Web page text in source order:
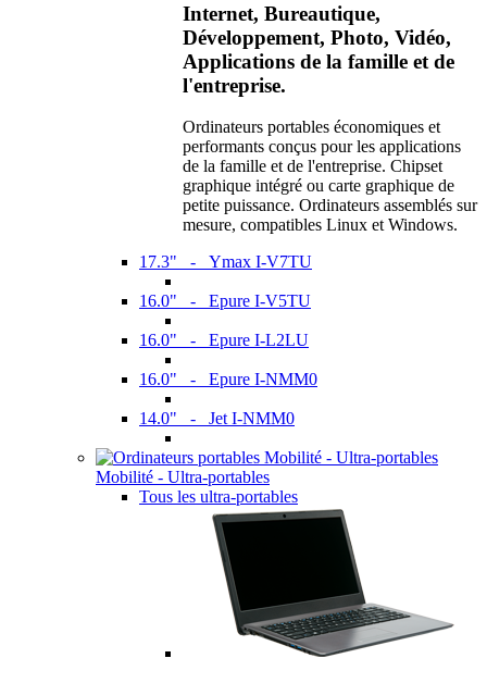
Internet, Bureautique,
Développement, Photo, Vidéo,
Applications de la famille et de
l'entreprise.
Ordinateurs portables économiques et
performants conçus pour les applications
de la famille et de l'entreprise. Chipset
graphique intégré ou carte graphique de
petite puissance. Ordinateurs assemblés sur
mesure, compatibles Linux et Windows.
17.3" - Ymax I-V7TU
16.0" - Epure I-V5TU
16.0" - Epure I-L2LU
16.0" - Epure I-NMM0
14.0" - Jet I-NMM0
Mobilité - Ultra-portables
Tous les ultra-portables